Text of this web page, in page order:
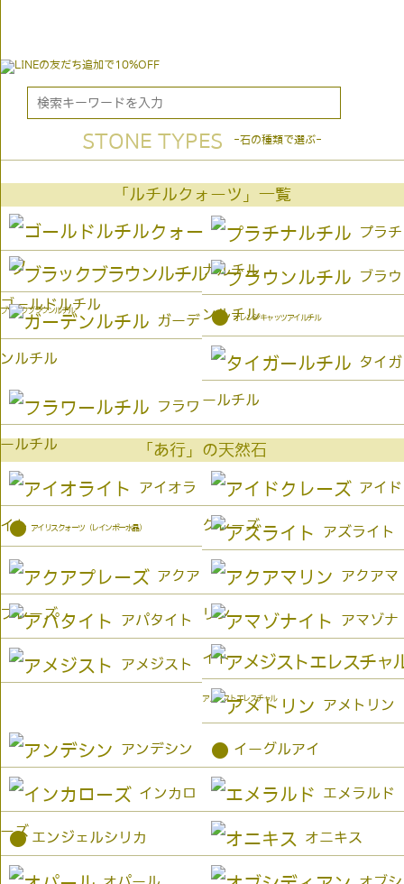
STONE TYPES -石の種類で選ぶ-
「ルチルクォーツ」一覧
ゴールドルチル
プラチ
ナルチル
ブラックブラウンルチル
ブラウ
ンルチル
ガーデ
ンルチル
● オレンジキャッツアイルチル
タイガ
ールチル
フラワ
ールチル 「あ行」の天然石
アイオラ
イト
アイド
クレーズ
● アイリスクォーツ（レインボー水晶） アズライト
アクア
プレーズ
アクアマ
リン
アパタイト アマゾナ
イト
アメジスト
アメジストエレスチャル アメトリン
アンデシン ● イーグルアイ
インカロ
ーズ
エメラルド
● エンジェルシリカ オニキス